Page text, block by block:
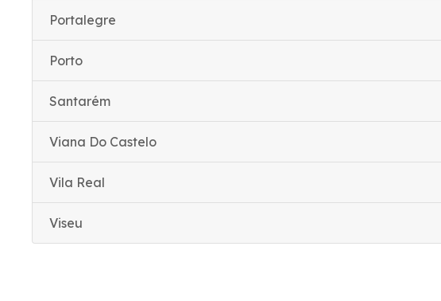
Portalegre
Porto
Santarém
Viana Do Castelo
Vila Real
Viseu